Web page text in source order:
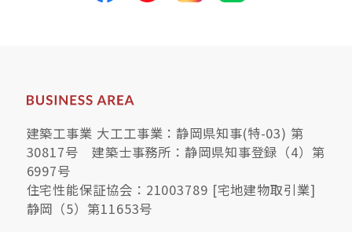
建築工事業 大工工事業：静岡県知事(特-03) 第
30817号 建築士事務所：静岡県知事登録（4）第
6997号
住宅性能保証協会：21003789 [宅地建物取引業]
静岡（5）第11653号